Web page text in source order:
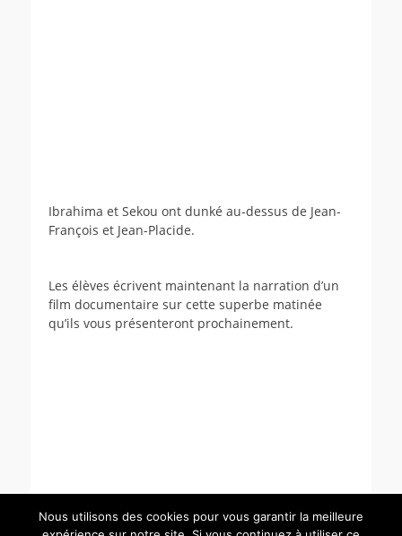
Ibrahima et Sekou ont dunké au-dessus de Jean-
François et Jean-Placide.
Les élèves écrivent maintenant la narration d’un
film documentaire sur cette superbe matinée
qu’ils vous présenteront prochainement.
Nous utilisons des cookies pour vous garantir la meilleure